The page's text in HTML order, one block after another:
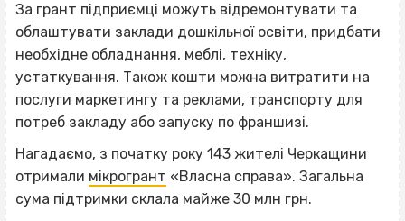
За грант підприємці можуть відремонтувати та
облаштувати заклади дошкільної освіти, придбати
необхідне обладнання, меблі, техніку,
устаткування. Також кошти можна витратити на
послуги маркетингу та реклами, транспорту для
потреб закладу або запуску по франшизі.
Нагадаємо, з початку року 143 жителі Черкащини
отримали мікрогрант «Власна справа». Загальна
сума підтримки склала майже 30 млн грн.